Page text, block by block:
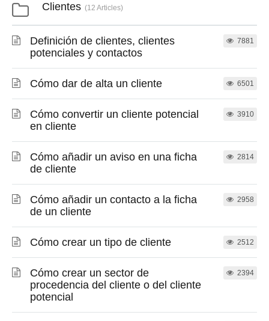
Clientes 12 Articles
Definición de clientes, clientes
potenciales y contactos
7881
Cómo dar de alta un cliente 6501
Cómo convertir un cliente potencial
en cliente
3910
Cómo añadir un aviso en una ficha
de cliente
2814
Cómo añadir un contacto a la ficha
de un cliente
2958
Cómo crear un tipo de cliente 2512
Cómo crear un sector de
procedencia del cliente o del cliente
potencial
2394